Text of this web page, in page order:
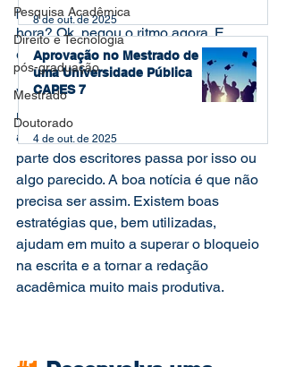
Pesquisa Acadêmica
Direito e Tecnologia
pós-graduação
Mestrado
Doutorado
parágrafo, dois parágrafos. Em uma
hora? Ok, pegou o ritmo agora. E
empaca de novo.
Você é assim? Não se preocupe: você
não está sozinho. Eu também sou
assim e tenho certeza de que a maior
parte dos escritores passa por isso ou
algo parecido. A boa notícia é que não
precisa ser assim. Existem boas
estratégias que, bem utilizadas,
ajudam em muito a superar o bloqueio
na escrita e a tornar a redação
acadêmica muito mais produtiva.
8 de out. de 2025
Aprovação no Mestrado de
uma Universidade Pública
CAPES 7
4 de out. de 2025